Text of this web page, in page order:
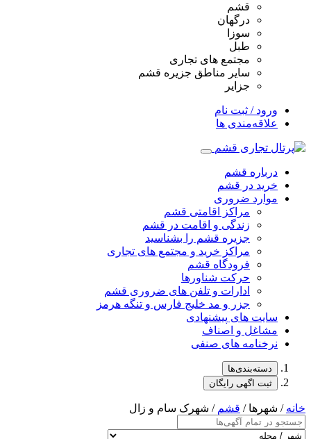
قشم
درگهان
سوزا
طبل
مجتمع های تجاری
سایر مناطق جزیره قشم
جزایر
ورود / ثبت نام
علاقه‌مندی ها
درباره قشم
خرید در قشم
موارد ضروری
مراکز اقامتی قشم
زندگی و اقامت در قشم
جزیره قشم را بشناسید
مراکز خرید و مجتمع های تجاری
فرودگاه قشم
حرکت شناورها
ادارات و تلفن های ضروری قشم
جزر و مد خلیج فارس و تنگه هرمز
سایت های پیشنهادی
مشاغل و اصناف
نرخنامه های صنفی
دسته‌بندی‌ها
ثبت اگهی رایگان
خانه / شهرها / قشم / شهرک سام و زال